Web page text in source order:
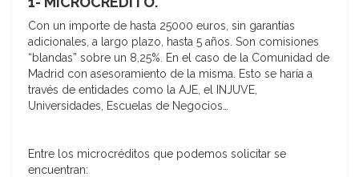
Con un importe de hasta 25000 euros, sin garantías
adicionales, a largo plazo, hasta 5 años. Son comisiones
“blandas” sobre un 8,25%. En el caso de la Comunidad de
Madrid con asesoramiento de la misma. Esto se haría a
través de entidades como la AJE, el INJUVE,
Universidades, Escuelas de Negocios…
Entre los microcréditos que podemos solicitar se
encuentran: